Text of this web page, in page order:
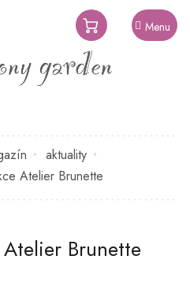
NÁKUPNÍ
KOŠÍK
aktuality
Atelier Brunette
Brunette